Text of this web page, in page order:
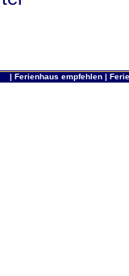
| Ferienhaus empfehlen|